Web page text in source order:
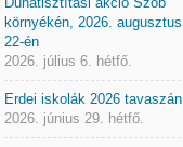
környékén, 2026. augusztus
22-én
2026. július 6. hétfő.
Erdei iskolák 2026 tavaszán
2026. június 29. hétfő.